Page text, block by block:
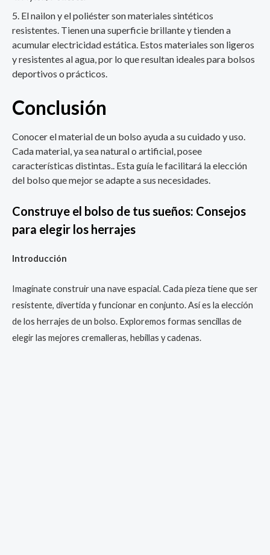
El nailon y el poliéster son materiales sintéticos
resistentes. Tienen una superficie brillante y tienden a
acumular electricidad estática. Estos materiales son ligeros
y resistentes al agua, por lo que resultan ideales para bolsos
deportivos o prácticos.
Conclusión
Conocer el material de un bolso ayuda a su cuidado y uso.
Cada material, ya sea natural o artificial, posee
características distintas.. Esta guía le facilitará la elección
del bolso que mejor se adapte a sus necesidades.
Construye el bolso de tus sueños: Consejos
para elegir los herrajes
Introducción
Imagínate construir una nave espacial. Cada pieza tiene que ser
resistente, divertida y funcionar en conjunto. Así es la elección
de los herrajes de un bolso. Exploremos formas sencillas de
elegir las mejores cremalleras, hebillas y cadenas.